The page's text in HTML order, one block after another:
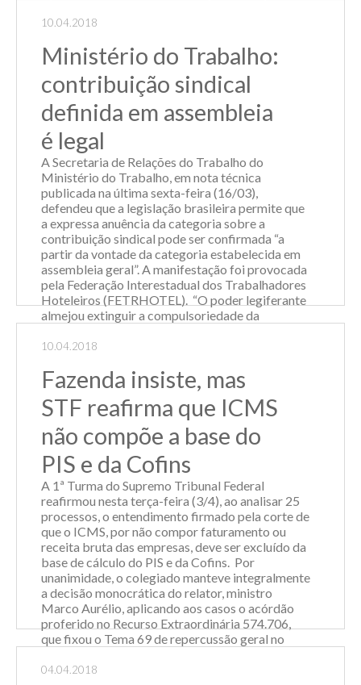
o fisco e quem declara regularmente os
julgamento foi interrompido nesta quarta-feira
(14/03) ap...
10.04.2018
Ministério do Trabalho:
contribuição sindical
definida em assembleia
é legal
A Secretaria de Relações do Trabalho do
Ministério do Trabalho, em nota técnica
publicada na última sexta-feira (16/03),
defendeu que a legislação brasileira permite que
a expressa anuência da categoria sobre a
contribuição sindical pode ser confirmada “a
partir da vontade da categoria estabelecida em
assembleia geral”. A manifestação foi provocada
pela Federação Interestadual dos Trabalhadores
Hoteleiros (FETRHOTEL). “O poder legiferante
almejou extinguir a compulsoriedade da
do ente coletivo de exercer o seu mister
da outrora contribuição obrigatória”, diz a Nota
Técnica nº 02/2018. De...
10.04.2018
Fazenda insiste, mas
STF reafirma que ICMS
não compõe a base do
PIS e da Cofins
A 1ª Turma do Supremo Tribunal Federal
reafirmou nesta terça-feira (3/4), ao analisar 25
processos, o entendimento firmado pela corte de
que o ICMS, por não compor faturamento ou
receita bruta das empresas, deve ser excluído da
base de cálculo do PIS e da Cofins. Por
unanimidade, o colegiado manteve integralmente
a decisão monocrática do relator, ministro
Marco Aurélio, aplicando aos casos o acórdão
proferido no Recurso Extraordinária 574.706,
que fixou o Tema 69 de repercussão geral no
cálculo do PIS e da Cofins". O julgamento desse
04.04.2018